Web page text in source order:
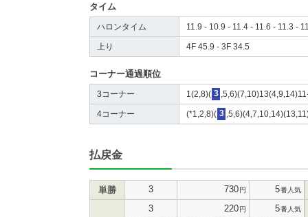
タイム
ハロンタイム 11.9 - 10.9 - 11.4 - 11.6 - 11.3 -
上り 4F 45.9 - 3F 34.5
コーナー通過順位
3コーナー 1(2,8)( 3
4コーナー (*1,2,8)( 3
払戻金
単勝 3 730円 5番人気
3 220円 5番人気